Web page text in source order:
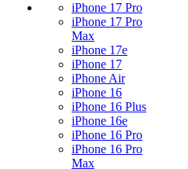
iPhone 17 Pro
iPhone 17 Pro
Max
iPhone 17e
iPhone 17
iPhone Air
iPhone 16
iPhone 16 Plus
iPhone 16e
iPhone 16 Pro
iPhone 16 Pro
Max